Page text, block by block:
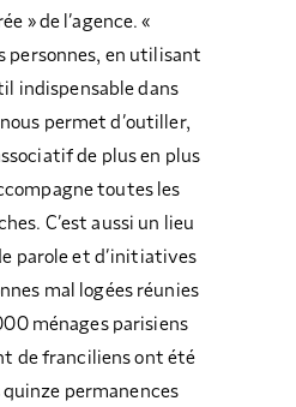
» de l’agence. «
personnes, en utilisant
indispensable dans
permet d’outiller,
de plus en plus
toutes les
C’est aussi un lieu
parole et d’initiatives
mal logées réunies
ménages parisiens
de franciliens ont été
permanences